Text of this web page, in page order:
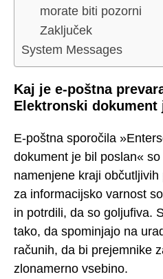
morate biti pozorni
Zaključek
System Messages
Kaj je e-poštna
Elektronski dokument
E-poštna sporočila
dokument je bil poslan«
namenjene kraji
za informacijsko varnost
in potrdili, da so goljufiva.
tako, da spominjajo na
računih, da bi prejemnike
zlonamerno vsebino.